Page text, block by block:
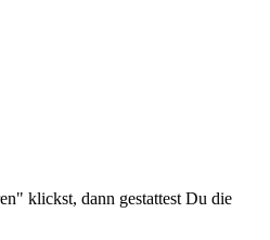
klickst, dann gestattest Du die